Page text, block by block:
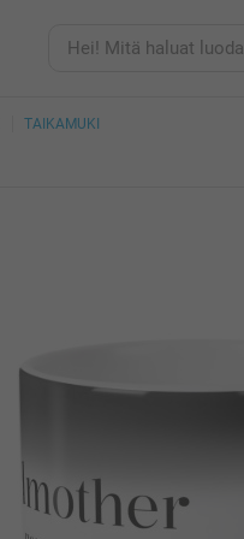
TAIKAMUKI